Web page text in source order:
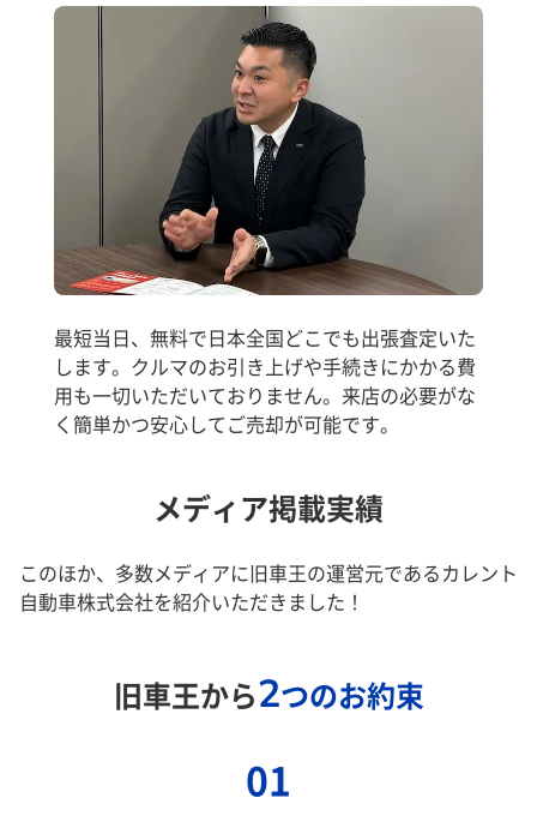
最短当日、無料で日本全国どこでも出張査定いた
します。クルマのお引き上げや手続きにかかる費
用も一切いただいておりません。来店の必要がな
く簡単かつ安心してご売却が可能です。
メディア掲載実績
このほか、多数メディアに旧車王の運営元であるカレント
自動車株式会社を紹介いただきました！
旧車王から2つのお約束
01